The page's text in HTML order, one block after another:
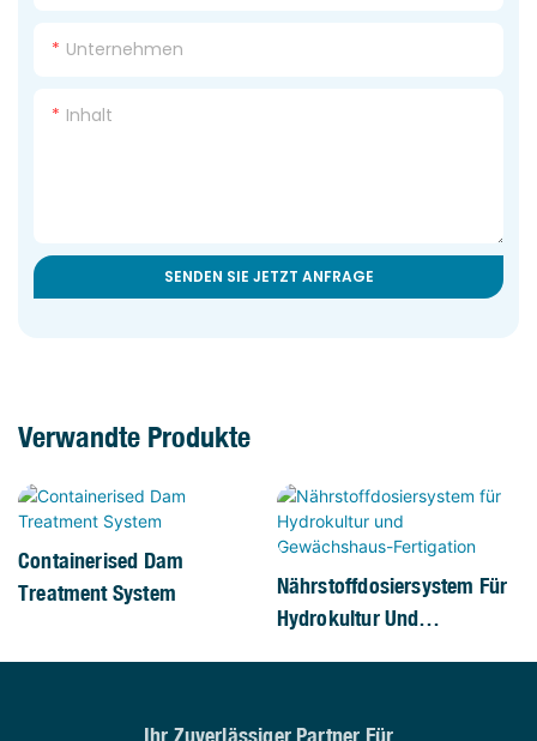
Unternehmen
Inhalt
SENDEN SIE JETZT ANFRAGE
Verwandte Produkte
Containerised Dam
Treatment System
Nährstoffdosiersystem Für
Hydrokultur Und
Ihr Zuverlässiger Partner Für